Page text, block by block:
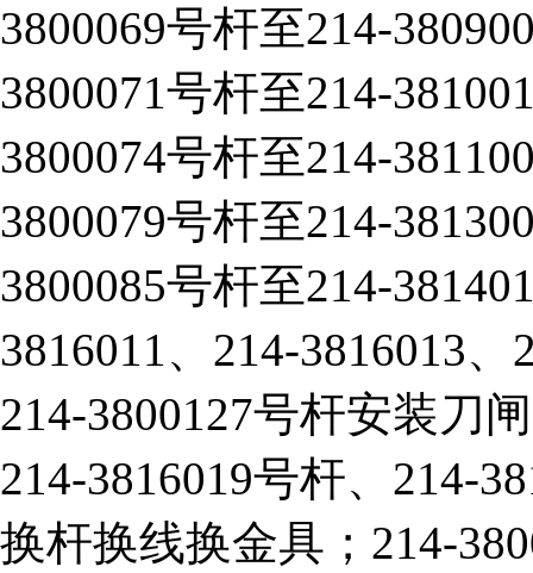
3800069号杆至214-
3800071号杆至214-
3800074号杆至214-
3800079号杆至214-
3800085号杆至214-
3816011、214-3816013
214-3800127号杆安装刀
214-3816019号杆、214-
换杆换线换金具；214-